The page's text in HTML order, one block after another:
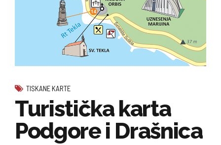
TISKANE KARTE
Turistička karta
Podgore i Drašnica